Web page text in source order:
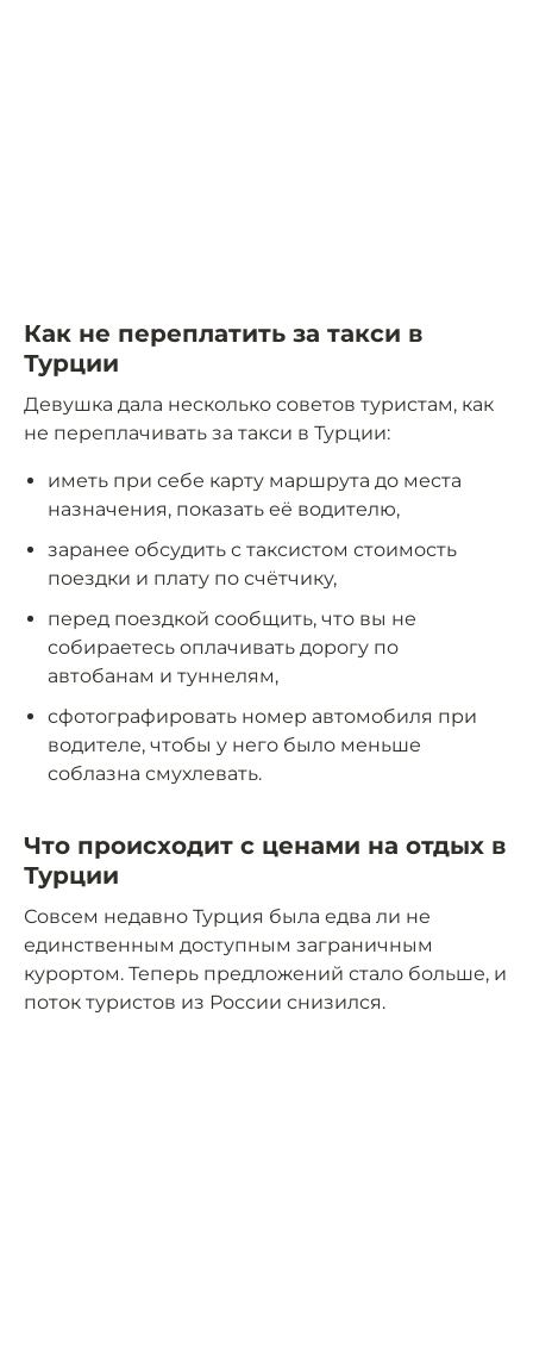
Как не переплатить за такси в
Турции
Девушка дала несколько советов туристам, как
не переплачивать за такси в Турции:
иметь при себе карту маршрута до места
назначения, показать её водителю,
заранее обсудить с таксистом стоимость
поездки и плату по счётчику,
перед поездкой сообщить, что вы не
собираетесь оплачивать дорогу по
автобанам и туннелям,
сфотографировать номер автомобиля при
водителе, чтобы у него было меньше
соблазна смухлевать.
Что происходит с ценами на отдых в
Турции
Совсем недавно Турция была едва ли не
единственным доступным заграничным
курортом. Теперь предложений стало больше, и
поток туристов из России снизился.